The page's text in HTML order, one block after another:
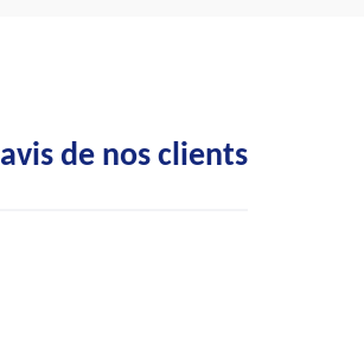
de nos clients